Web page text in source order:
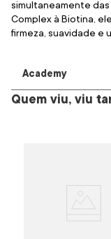
simultaneamente das
Complex à Biotina,
firmeza, suavidade e
Academy
Quem viu, viu